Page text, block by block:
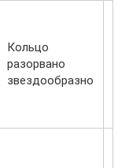
Кольцо
разорвано
звездообразно